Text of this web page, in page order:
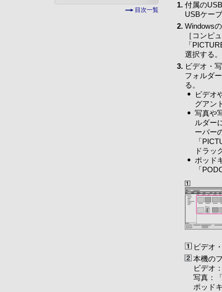
目次一覧
付属の
USBケー
Windows
［コンピ
「
選択する。
ビデオ・
フォルダ
る。
ビデオ
グアン
写真や
ルダー
ーバー
「
ドラッ
ポッド
「
ビデオ
本機の
ビデオ
写真：
ポッド